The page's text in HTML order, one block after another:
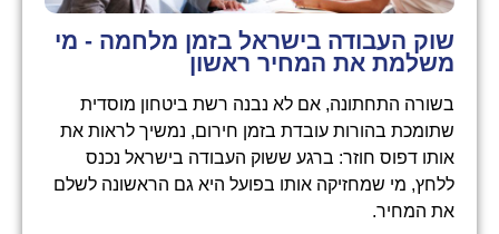
שוק העבודה בישראל בזמן מלחמה - מי
משלמת את המחיר ראשון
בשורה התחתונה, אם לא נבנה רשת ביטחון מוסדית
שתומכת בהורות עובדת בזמן חירום, נמשיך לראות את
אותו דפוס חוזר: ברגע ששוק העבודה בישראל נכנס
ללחץ, מי שמחזיקה אותו בפועל היא גם הראשונה לשלם
את המחיר.